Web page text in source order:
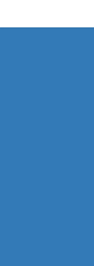
テ
ゲ